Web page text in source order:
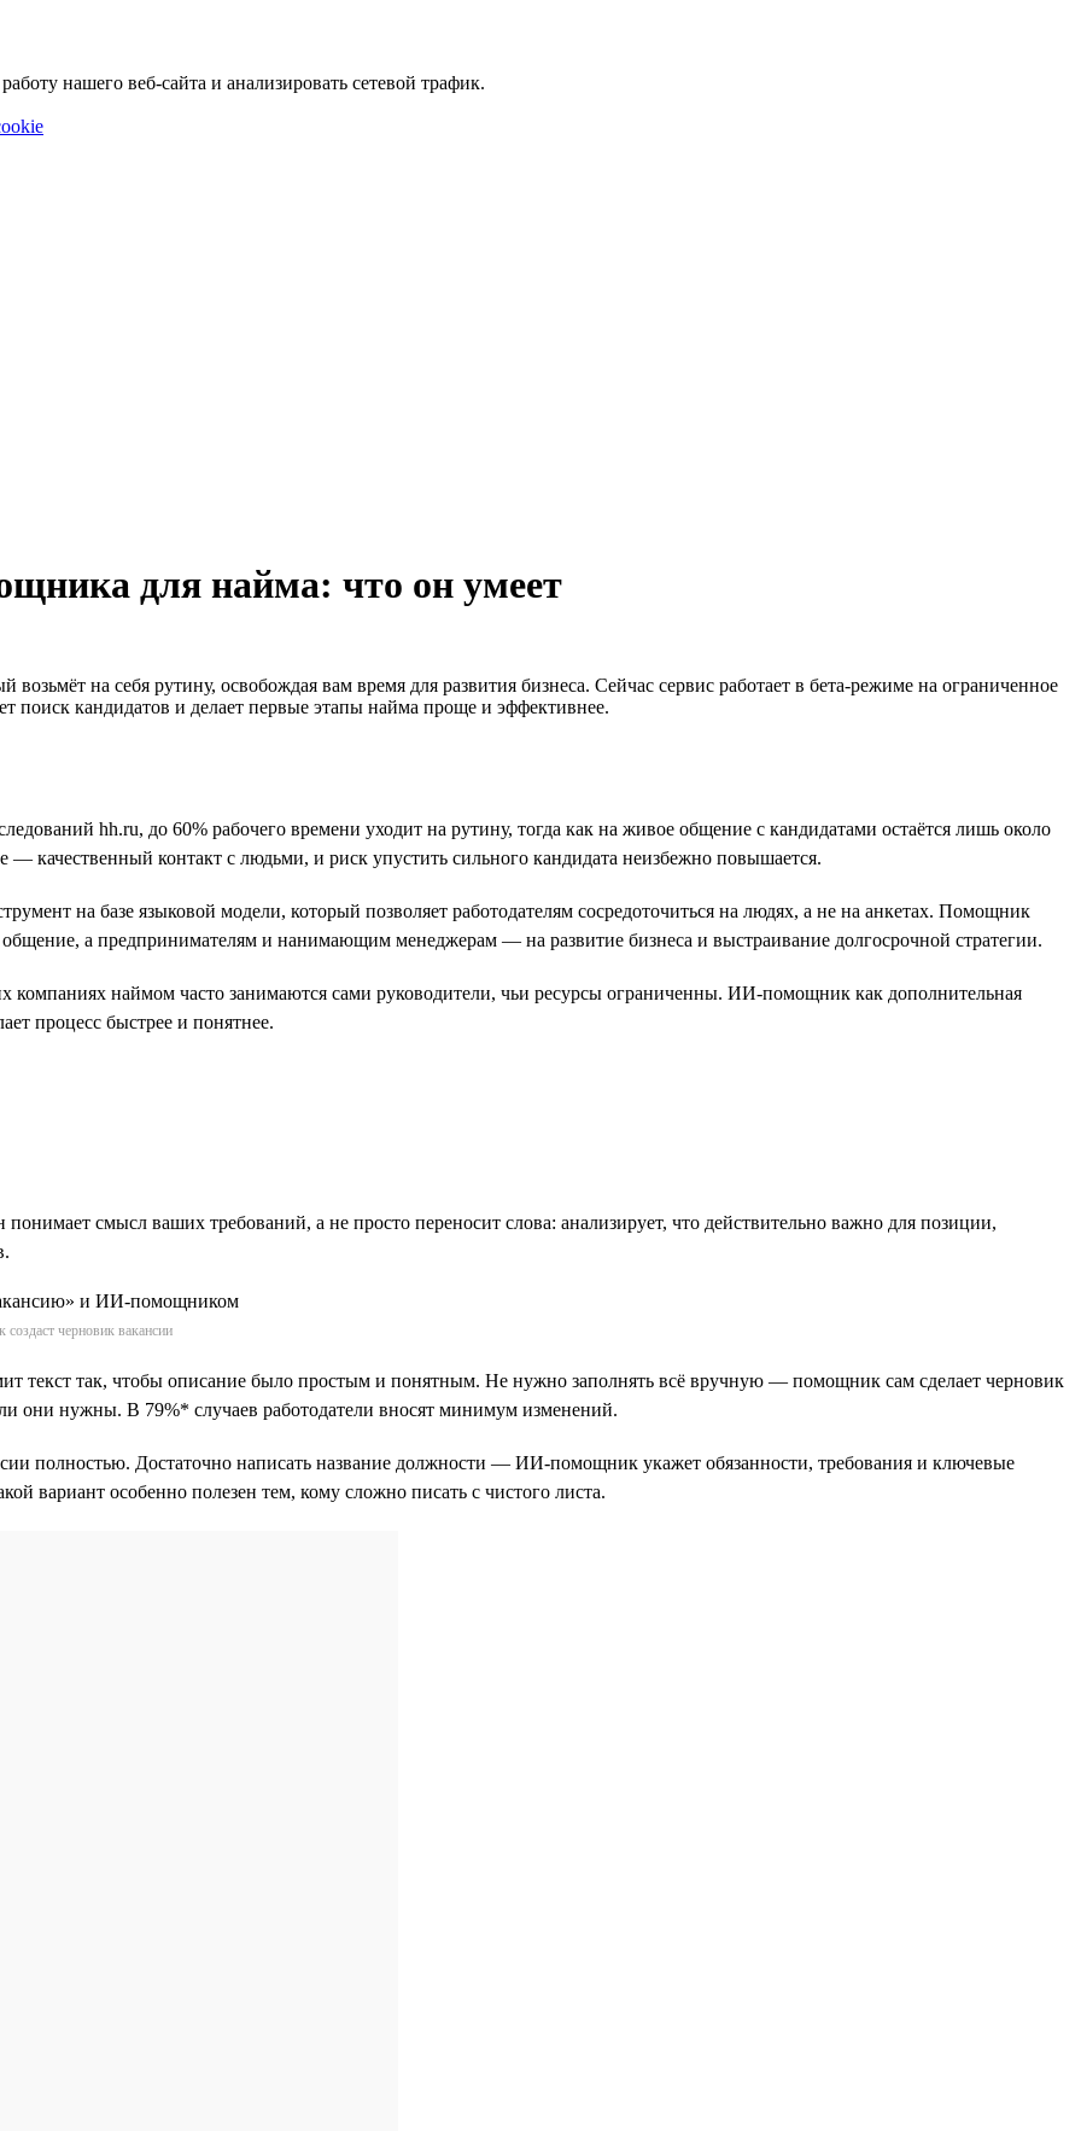
нашего веб-сайта и анализировать сетевой трафик.
для найма: что он умеет
на себя рутину, освобождая вам время для развития бизнеса. Сейчас сервис работает в бета-режиме на ограниченное
поиск кандидатов и делает первые этапы найма проще и эффективнее.
hh.ru, до 60% рабочего времени уходит на рутину, тогда как на живое общение с кандидатами остаётся лишь около
— качественный контакт с людьми, и риск упустить сильного кандидата неизбежно повышается.
на базе языковой модели, который позволяет работодателям сосредоточиться на людях, а не на анкетах. Помощник
общение, а предпринимателям и нанимающим менеджерам — на развитие бизнеса и выстраивание долгосрочной стратегии.
компаниях наймом часто занимаются сами руководители, чьи ресурсы ограниченны. ИИ-помощник как дополнительная
процесс быстрее и понятнее.
смысл ваших требований, а не просто переносит слова: анализирует, что действительно важно для позиции,
черновик вакансии
текст так, чтобы описание было простым и понятным. Не нужно заполнять всё вручную — помощник сам сделает черновик
они нужны. В 79%* случаев работодатели вносят минимум изменений.
полностью. Достаточно написать название должности — ИИ-помощник укажет обязанности, требования и ключевые
вариант особенно полезен тем, кому сложно писать с чистого листа.